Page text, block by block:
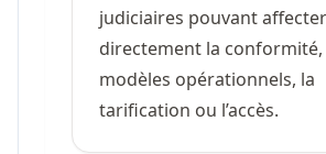
judiciaires pouvant affecter
directement la conformité,
modèles opérationnels, la
tarification ou l’accès.